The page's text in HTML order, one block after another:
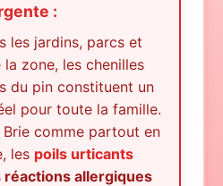
:
les jardins, parcs et
zone, les chenilles
du pin constituent un
pour toute la famille.
comme partout en
les poils urticants
réactions allergiques